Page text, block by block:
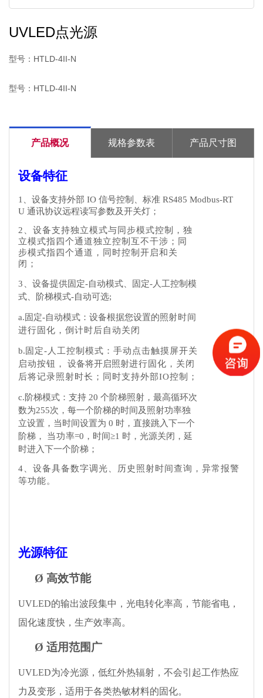
UVLED点光源
型号：HTLD-4II-N
型号：HTLD-4II-N
产品概况 规格参数表 产品尺寸图
设备特征
1、设备支持外部 IO 信号控制、标准 RS485 Modbus-RT
U 通讯协议远程读写参数及开关灯 ；
2、设备支持独立模式与同步模式控制 ， 独
立模式指四个通道独立控制互不干涉 ； 同
步模式指四个通道，同时控制开启和关
闭 ；
3 设备提供固定-自动模式、 固定-人工控制 模
式、阶梯模式-自动可选;
a.固定-自动模式：设备根据您设置的照射时间
进行固化，倒计时后自动关闭
b. 固定-人工控制 模式：手动点击触摸屏开关
启动按钮， 设备将开启照射进行固化 ， 关闭
后将记录照射时长 ； 同时支持外部IO控制 ；
c.阶梯模式：支持 20 个阶梯照射 ， 最高循环次
数为255次 ，每一个阶梯的时间及照射功率独
立设置，当时间设置为 0 时，直接跳入下一个
阶梯，
当功率=0，时间≥1 时，光源关闭，延
时进入下一个阶梯 ；
4、设备具备数字调光、历史照射时间查询 ， 异常报警
等功能。
光源特征
Ø 高效节能
UVLED的输出波段集中，光电转化率高，节能省电，
固化速度快，生产效率高。
Ø 适用范围广
UVLED为冷光源， 低红外热辐射， 不会引起工作热应
力及变形， 适用于各类热敏材料的固化。